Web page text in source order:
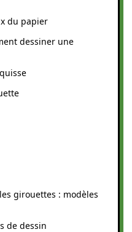
du papier
dessiner une
girouettes : modèles
de dessin